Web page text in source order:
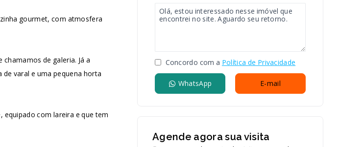
gourmet, com atmosfera
de galeria. Já a
varal e uma pequena horta
com lareira e que tem
Concordo com a Política de Privacidade
WhatsApp E-mail
Agende agora sua visita